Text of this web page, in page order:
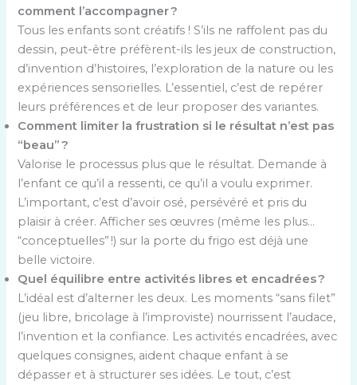
comment l’accompagner ?
Tous les enfants sont créatifs ! S’ils ne raffolent pas du
dessin, peut-être préfèrent-ils les jeux de construction,
d’invention d’histoires, l’exploration de la nature ou les
expériences sensorielles. L’essentiel, c’est de repérer
leurs préférences et de leur proposer des variantes.
Comment limiter la frustration si le résultat n’est pas
“beau” ?
Valorise le processus plus que le résultat. Demande à
l’enfant ce qu’il a ressenti, ce qu’il a voulu exprimer.
L’important, c’est d’avoir osé, persévéré et pris du
plaisir à créer. Afficher ses œuvres (même les plus…
“conceptuelles” !) sur la porte du frigo est déjà une
belle victoire.
Quel équilibre entre activités libres et encadrées ?
L’idéal est d’alterner les deux. Les moments “sans filet”
(jeu libre, bricolage à l’improviste) nourrissent l’audace,
l’invention et la confiance. Les activités encadrées, avec
quelques consignes, aident chaque enfant à se
dépasser et à structurer ses idées. Le tout, c’est